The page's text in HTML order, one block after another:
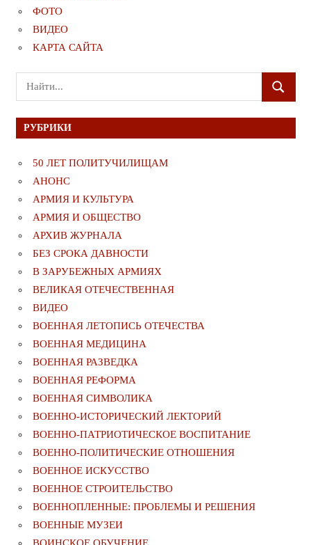
ФОТО
ВИДЕО
КАРТА САЙТА
Поиск
для:
ПОИСК
РУБРИКИ
50 ЛЕТ ПОЛИТУЧИЛИЩАМ
АНОНС
АРМИЯ И КУЛЬТУРА
АРМИЯ И ОБЩЕСТВО
АРХИВ ЖУРНАЛА
БЕЗ СРОКА ДАВНОСТИ
В ЗАРУБЕЖНЫХ АРМИЯХ
ВЕЛИКАЯ ОТЕЧЕСТВЕННАЯ
ВИДЕО
ВОЕННАЯ ЛЕТОПИСЬ ОТЕЧЕСТВА
ВОЕННАЯ МЕДИЦИНА
ВОЕННАЯ РАЗВЕДКА
ВОЕННАЯ РЕФОРМА
ВОЕННАЯ СИМВОЛИКА
ВОЕННО-ИСТОРИЧЕСКИЙ ЛЕКТОРИЙ
ВОЕННО-ПАТРИОТИЧЕСКОЕ ВОСПИТАНИЕ
ВОЕННО-ПОЛИТИЧЕСКИE ОТНОШЕНИЯ
ВОЕННОЕ ИСКУССТВО
ВОЕННОЕ СТРОИТЕЛЬСТВО
ВОЕННОПЛЕННЫЕ: ПРОБЛЕМЫ И РЕШЕНИЯ
ВОЕННЫЕ МУЗЕИ